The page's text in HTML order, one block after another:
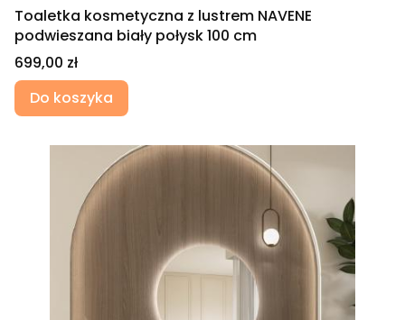
Toaletka kosmetyczna z lustrem NAVENE
podwieszana biały połysk 100 cm
Cena
699,00 zł
Do koszyka